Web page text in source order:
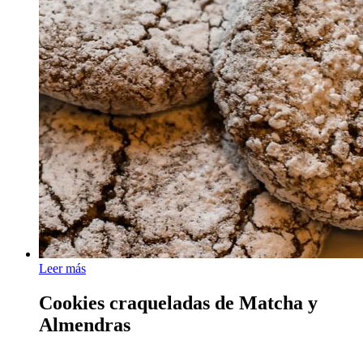
Leer más
Cookies craqueladas de Matcha y
Almendras